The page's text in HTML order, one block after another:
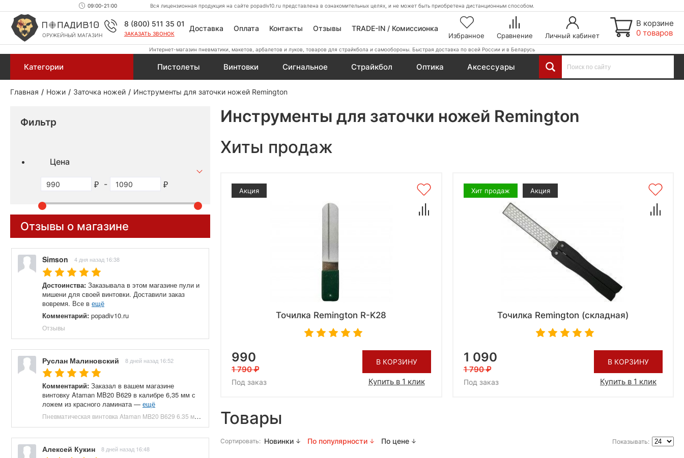
09:00-21:00 Вся лицензионная продукция на сайте popadiv10.ru представлена в ознакомительных целях, и не может быть приобретена дистанционным способом.
ОРУЖЕЙНЫЙ МАГАЗИН
8 (800) 511 35 01
ЗАКАЗАТЬ ЗВОНОК
Доставка Оплата Контакты Отзывы TRADE-IN / Комиссионка
Избранное Сравнение Личный кабинет
В корзине
0 товаров
Интернет-магазин пневматики, макетов, арбалетов и луков, товаров для страйкбола и самообороны. Быстрая доставка по всей России и в Беларусь
Категории Пистолеты Винтовки Сигнальное Страйкбол Оптика Аксессуары
Главная Ножи Заточка ножей Инструменты для заточки ножей Remington
Фильтр
Цена
-
Отзывы о магазине
Simson 4 дня назад 16:38
Достоинства: Заказывала в этом магазине пули и
мишени для своей винтовки. Доставили заказ
вовремя. Все в ещё
Комментарий: popadiv10.ru
Отзывы
Руслан Малиновский 8 дней назад 16:52
Комментарий: Заказал в вашем магазине
винтовку Ataman MB20 B629 в калибре 6,35 мм с
ложем из красного ламината — ещё
Пневматическая винтовка Ataman MB20 B629 6.35 мм (редуктор, под полнотел, колба, красный ламинат) купить в Москве и СПБ, цена 153100 руб. Доставка по РФ!
Алексей Кукин 8 дней назад 16:48
Инструменты для заточки ножей Remington
Хиты продаж
Акция
Точилка Remington R-K28
990
1 790
Под заказ
В КОРЗИНУ
Купить в 1 клик
Хит продаж Акция
Точилка Remington (cкладная)
1 090
1 790
Под заказ
В КОРЗИНУ
Купить в 1 клик
Товары
Сортировать: Новинки По популярности По цене Показывать: